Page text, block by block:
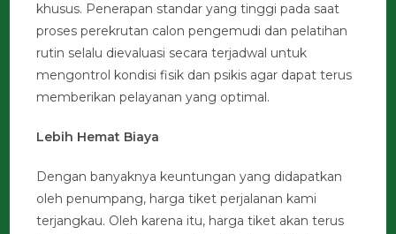
khusus. Penerapan standar yang tinggi pada saat
proses perekrutan calon pengemudi dan pelatihan
rutin selalu dievaluasi secara terjadwal untuk
mengontrol kondisi fisik dan psikis agar dapat terus
memberikan pelayanan yang optimal.
Lebih Hemat Biaya
Dengan banyaknya keuntungan yang didapatkan
oleh penumpang, harga tiket perjalanan kami
terjangkau. Oleh karena itu, harga tiket akan terus